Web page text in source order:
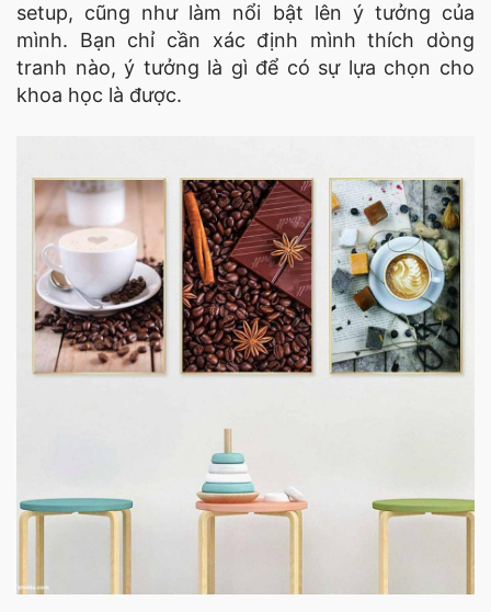
setup, cũng như làm nổi bật lên ý tưởng của
mình. Bạn chỉ cần xác định mình thích dòng
tranh nào, ý tưởng là gì để có sự lựa chọn cho
khoa học là được.